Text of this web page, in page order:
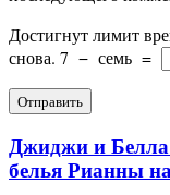
Достигнут лимит
снова. 7 − семь =
Джиджи и Белла
белья Рианны